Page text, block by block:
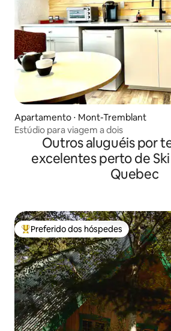
Apartamento ⋅ Mont-Tremblant
Estúdio para viagem a dois
Outros aluguéis por
excelentes perto de
Quebec
Entre os melhores preferidos dos
Preferido dos hóspedes